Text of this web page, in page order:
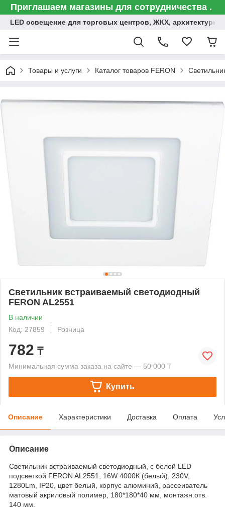
Приглашаем магазины для сотрудничества .
LED освещение для торговых центров, ЖКХ,
Товары и услуги Каталог товаров FERON
Светильник встраиваемый светодиодный
FERON AL2551
В наличии
Код: 27859
Розница
782 ₸
Минимальная сумма заказа на сайте — 50 000 ₸
Купить
Описание Характеристики Доставка Оплата
Описание
Светильник встраиваемый светодиодный, с белой LED
подсветкой FERON AL2551, 16W 4000К (белый), 230V,
1280Lm, IP20, цвет белый, корпус алюминий, рассеиватель
матовый акриловый полимер, 180*180*40 мм, монтажн.отв.
140 мм.